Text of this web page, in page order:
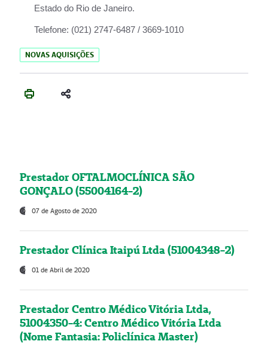
Estado do Rio de Janeiro.
Telefone: (021) 2747-6487 / 3669-1010
NOVAS AQUISIÇÕES
Prestador OFTALMOCLÍNICA SÃO
GONÇALO (55004164-2)
07 de Agosto de 2020
Prestador Clínica Itaipú Ltda (51004348-2)
01 de Abril de 2020
Prestador Centro Médico Vitória Ltda,
51004350-4: Centro Médico Vitória Ltda
(Nome Fantasia: Policlínica Master)